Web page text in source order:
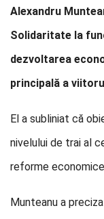
Alexandru
Solidaritate la
dezvoltarea
principală a
El a subliniat că
nivelului de trai al
reforme
Munteanu a